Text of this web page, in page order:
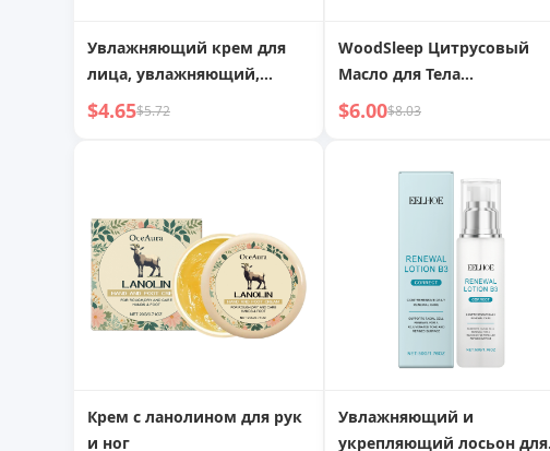
Увлажняющий крем для
лица, увлажняющий,
смягчающий,
укрепляющий,
$4.65$5.72
WoodSleep Цитрусовый
Масло для Тела
Увлажняющее Цитрусовое
Питает Масло
Освежающее и Бережное
Уход за Кожей
$6.00$8.03
Крем с ланолином для рук
и ног
Увлажняющий и
укрепляющий лосьон для